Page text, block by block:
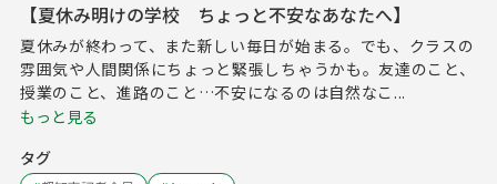
【夏休み明けの学校 ちょっと不安なあなたへ】
夏休みが終わって、また新しい毎日が始まる。でも、クラスの
雰囲気や人間関係にちょっと緊張しちゃうかも。友達のこと、
授業のこと、進路のこと…不安になるのは自然なこ...
もっと見る
タグ